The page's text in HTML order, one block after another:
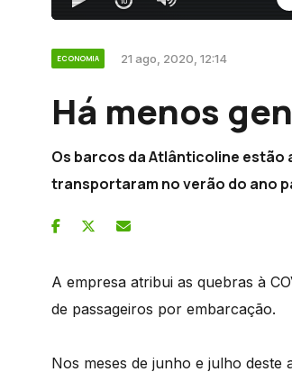
ECONOMIA 21 ago, 2020, 12:14
Há menos
Os barcos da Atlânticoline
transportaram no verão do ano
A empresa atribui as quebras à
de passageiros por embarcação.
Nos meses de junho e julho